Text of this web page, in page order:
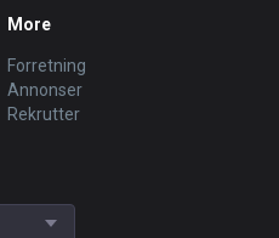
More
Forretning
Annonser
Rekrutter